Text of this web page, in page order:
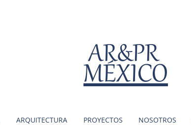
MÉXICO
AR&PR
ARQUITECTURA PROYECTOS NOSOTROS